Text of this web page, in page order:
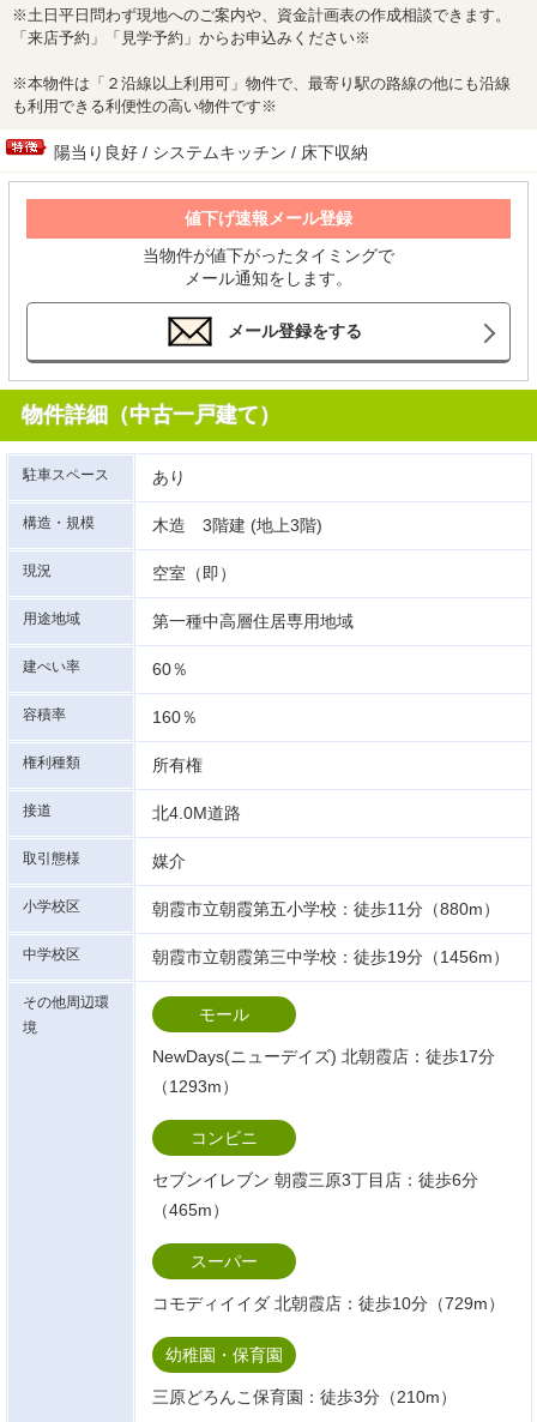
※土日平日問わず現地へのご案内や、資金計画表の作成相談できます。
「来店予約」「見学予約」からお申込みください※
※本物件は「２沿線以上利用可」物件で、最寄り駅の路線の他にも沿線
も利用できる利便性の高い物件です※
陽当り良好 / システムキッチン / 床下収納
値下げ速報メール登録
当物件が値下がったタイミングで
メール通知をします。
メール登録をする
物件詳細（中古一戸建て）
駐車スペース あり
構造・規模 木造 3階建 (地上3階)
現況 空室（即）
用途地域 第一種中高層住居専用地域
建ぺい率 60％
容積率 160％
権利種類 所有権
接道 北4.0M道路
取引態様 媒介
小学校区 朝霞市立朝霞第五小学校：徒歩11分（880m）
中学校区 朝霞市立朝霞第三中学校：徒歩19分（1456m）
その他周辺環
境
モール
NewDays(ニューデイズ) 北朝霞店：徒歩17分
（1293m）
コンビニ
セブンイレブン 朝霞三原3丁目店：徒歩6分
（465m）
スーパー
コモディイイダ 北朝霞店：徒歩10分（729m）
幼稚園・保育園
三原どろんこ保育園：徒歩3分（210m）